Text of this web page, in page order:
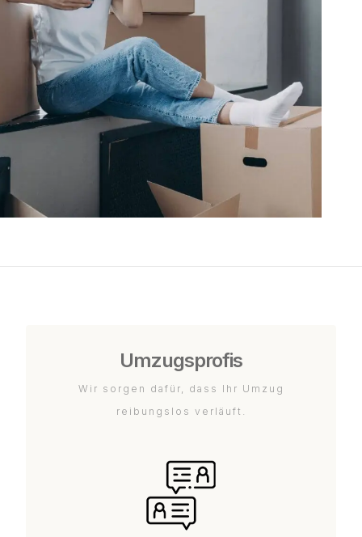
Umzugsprofis
Wir sorgen dafür, dass Ihr Umzug
reibungslos verläuft.